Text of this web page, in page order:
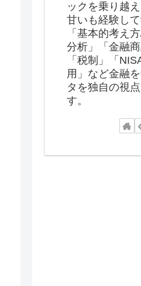
ックを乗り越
甘いも経験し
「基本的考え
分析」「金融商
「税制」「
用」など金融
タを独自の視
す。